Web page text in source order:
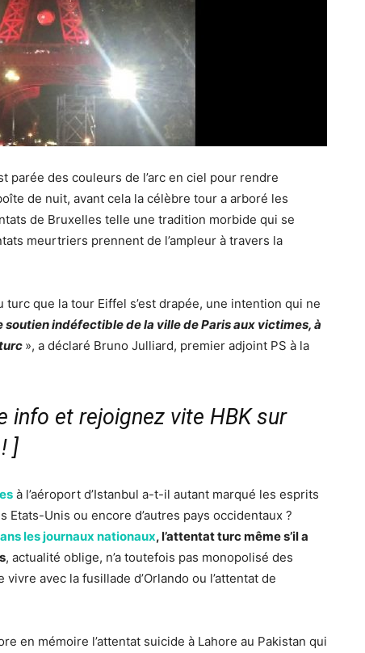
parée des couleurs de l’arc en ciel pour rendre
de nuit, avant cela la célèbre tour a arboré les
de Bruxelles telle une tradition morbide qui se
meurtriers prennent de l’ampleur à travers la
turc que la tour Eiffel s’est drapée, une intention qui ne
soutien indéfectible de la ville de Paris aux victimes, à
», a déclaré Bruno Julliard, premier adjoint PS à la
info et rejoignez vite HBK sur
]
à l’aéroport d’Istanbul a-t-il autant marqué les esprits
Unis ou encore d’autres pays occidentaux ?
les journaux nationaux, l’attentat turc même s’il a
, actualité oblige, n’a toutefois pas monopolisé des
avec la fusillade d’Orlando ou l’attentat de
en mémoire l’attentat suicide à Lahore au Pakistan qui